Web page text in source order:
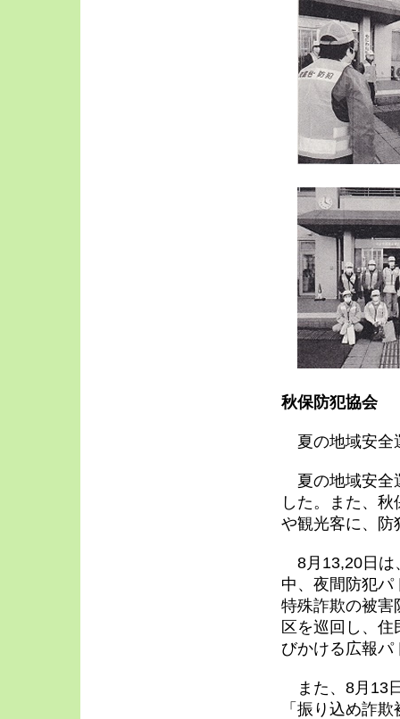
秋保防犯協会
夏の地域安全
夏の地域安全
した。また、
や観光客に、防
8月13,20日は
中、夜間防犯パ
特殊詐欺の被害
区を巡回し、
びかける広報パ
また、8月13
「振り込め詐